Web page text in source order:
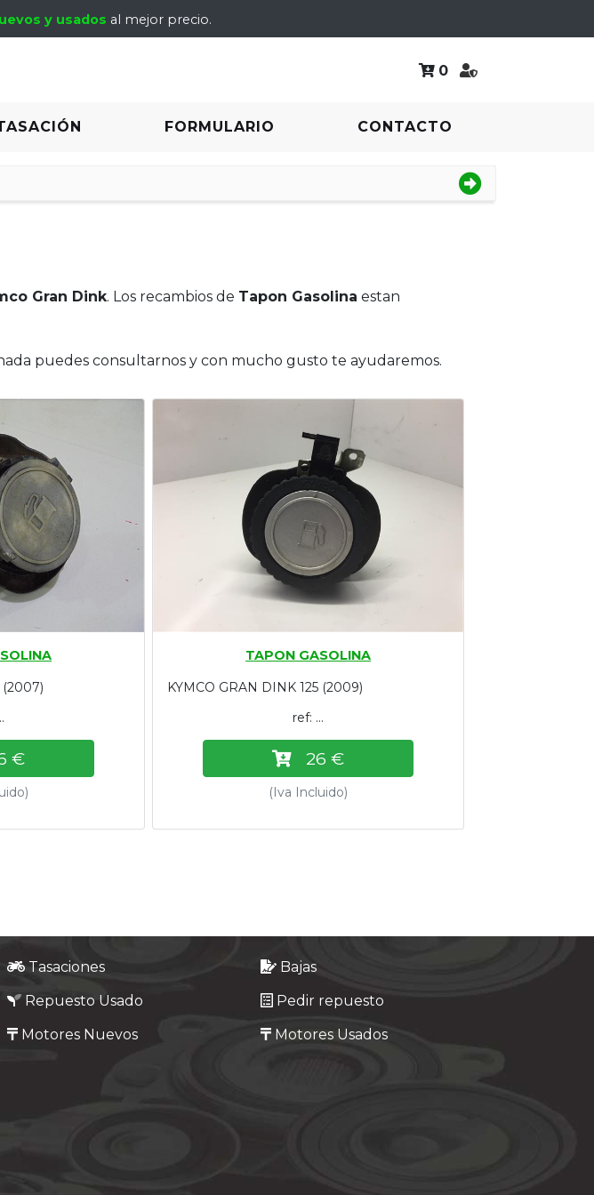
y usados al mejor precio.
0
FORMULARIO CONTACTO
Gran Dink. Los recambios de Tapon Gasolina estan
puedes consultarnos y con mucho gusto te ayudaremos.
(2007)
€
TAPON GASOLINA
KYMCO GRAN DINK 125 (2009)
ref: ...
26 €
(Iva Incluido)
Tasaciones
Bajas
Repuesto Usado
Pedir repuesto
Motores Nuevos Motores Usados